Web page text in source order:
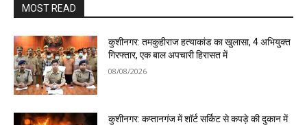
MOST READ
कुशीनगर: तमकुहीराज हत्याकांड का खुलासा, 4 अभियुक्त
गिरफ्तार, एक बाल अपचारी हिरासत में
08/08/2026
कुशीनगर: कप्तानगंज में शॉर्ट सर्किट से कपड़े की दुकान में